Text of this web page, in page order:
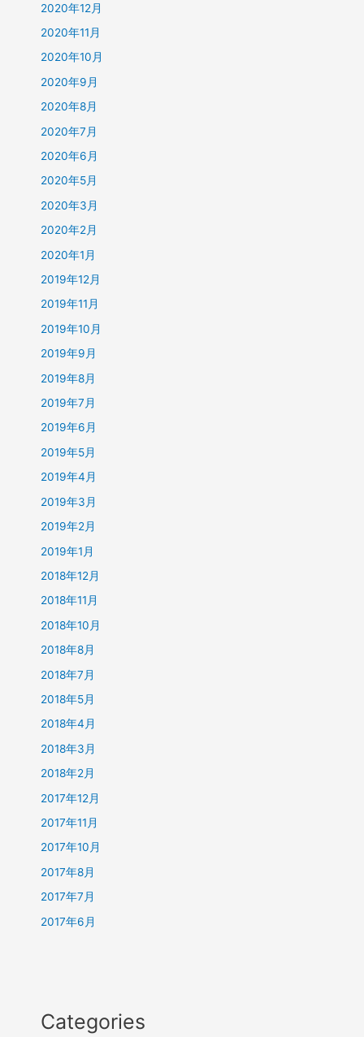
2020年12月
2020年11月
2020年10月
2020年9月
2020年8月
2020年7月
2020年6月
2020年5月
2020年3月
2020年2月
2020年1月
2019年12月
2019年11月
2019年10月
2019年9月
2019年8月
2019年7月
2019年6月
2019年5月
2019年4月
2019年3月
2019年2月
2019年1月
2018年12月
2018年11月
2018年10月
2018年8月
2018年7月
2018年5月
2018年4月
2018年3月
2018年2月
2017年12月
2017年11月
2017年10月
2017年8月
2017年7月
2017年6月
Categories